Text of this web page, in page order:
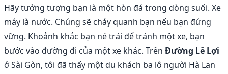
Hãy tưởng tượng bạn là một hòn đá trong dòng suối. Xe
máy là nước. Chúng sẽ chảy quanh bạn nếu bạn đứng
vững. Khoảnh khắc bạn né trái để tránh một xe, bạn
bước vào đường đi của một xe khác. Trên Đường Lê Lợi
ở Sài Gòn, tôi đã thấy một du khách ba lô người Hà Lan